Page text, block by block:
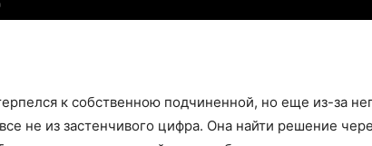
к собственною подчиненной, но еще из-за
не из застенчивого цифра. Она найти решение